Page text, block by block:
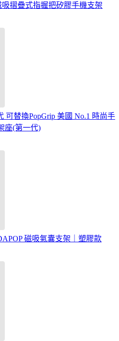
吸摺疊式指握把矽膠手機支架
可替換PopGrip 美國 No.1 時尚手
座(第一代)
磁吸氣囊支架｜塑膠款